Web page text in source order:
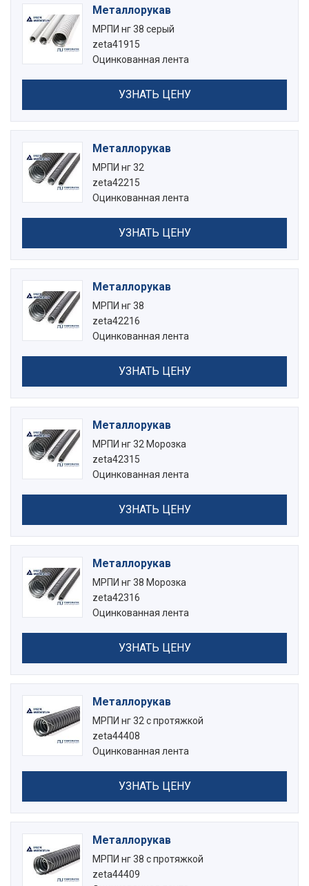
Металлорукав
МРПИ нг 38 серый
zeta41915
Оцинкованная лента
УЗНАТЬ ЦЕНУ
Металлорукав
МРПИ нг 32
zeta42215
Оцинкованная лента
УЗНАТЬ ЦЕНУ
Металлорукав
МРПИ нг 38
zeta42216
Оцинкованная лента
УЗНАТЬ ЦЕНУ
Металлорукав
МРПИ нг 32 Морозка
zeta42315
Оцинкованная лента
УЗНАТЬ ЦЕНУ
Металлорукав
МРПИ нг 38 Морозка
zeta42316
Оцинкованная лента
УЗНАТЬ ЦЕНУ
Металлорукав
МРПИ нг 32 с протяжкой
zeta44408
Оцинкованная лента
УЗНАТЬ ЦЕНУ
Металлорукав
МРПИ нг 38 с протяжкой
zeta44409